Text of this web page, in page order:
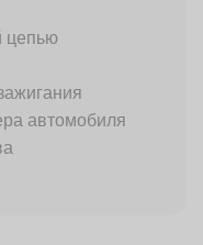
цепью
автомобиля